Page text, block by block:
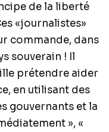
de la liberté
«journalistes»
commande, dans
souverain ! Il
prétendre aider
en utilisant des
gouvernants et la
», «